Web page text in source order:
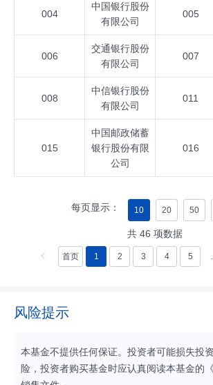
004
中国银行股份
有限公司
005
006
交通银行股份
有限公司
007
008
中信银行股份
有限公司
011
015
中国邮政储蓄
银行股份有限
公司
016
每页显示： 10 20 50
共 46 项数据
首页 1 2 3 4 5
风险提示
本基金不提供任何保证。投资者可能损失投
险，投资者购买基金时应认真阅读本基金的